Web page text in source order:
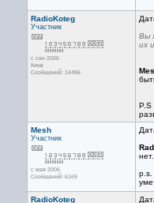
RadioKoteg
Участник
с сен 2006
Киев
Сообщений: 14486
Вы
их
P.S
Mesh
Участник
с мая 2006
Сообщений: 6169
p.s.
RadioKoteg